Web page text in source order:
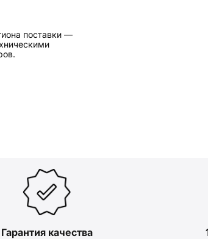
поставки —
Гарантия качества